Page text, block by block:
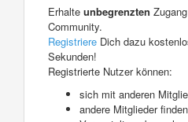
Erhalte unbegrenzten
Community.
Registriere Dich dazu
Sekunden!
Registrierte Nutzer können:
sich mit anderen
andere Mitglieder